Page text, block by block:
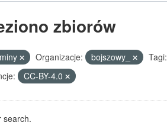
zbiorów
Organizacje: bojszowy_
Tagi:
CC-BY-4.0
search.